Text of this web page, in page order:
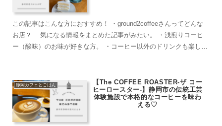
この記事はこんな方におすすめ！ ・ground2coffeeさんってどんな
お店？ 気になる情報をまとめた記事がみたい。 ・浅煎りコーヒ
ー（酸味）のお味が好きな方。 ・コーヒー以外のドリンクも楽しみ
静岡カフェとごはん
【The COFFEE ROASTER-ザ コー
ヒーロースター-】静岡市の伝統工芸
体験施設で本格的なコーヒーを味わ
える♡